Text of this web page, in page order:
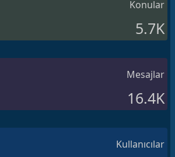
Konular
5.7K
Mesajlar
16.4K
Kullanıcılar